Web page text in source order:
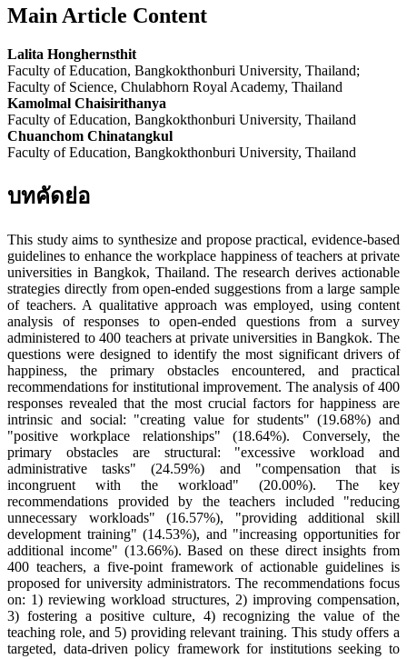
Main Article Content
Lalita Honghernsthit
Faculty of Education, Bangkokthonburi University, Thailand;
Faculty of Science, Chulabhorn Royal Academy, Thailand
Kamolmal Chaisirithanya
Faculty of Education, Bangkokthonburi University, Thailand
Chuanchom Chinatangkul
Faculty of Education, Bangkokthonburi University, Thailand
บทคัดย่อ
This study aims to synthesize and propose practical, evidence-based
guidelines to enhance the workplace happiness of teachers at private
universities in Bangkok, Thailand. The research derives actionable
strategies directly from open-ended suggestions from a large sample
of teachers. A qualitative approach was employed, using content
analysis of responses to open-ended questions from a survey
administered to 400 teachers at private universities in Bangkok. The
questions were designed to identify the most significant drivers of
happiness, the primary obstacles encountered, and practical
recommendations for institutional improvement. The analysis of 400
responses revealed that the most crucial factors for happiness are
intrinsic and social: "creating value for students" (19.68%) and
"positive workplace relationships" (18.64%). Conversely, the
primary obstacles are structural: "excessive workload and
administrative tasks" (24.59%) and "compensation that is
incongruent with the workload" (20.00%). The key
recommendations provided by the teachers included "reducing
unnecessary workloads" (16.57%), "providing additional skill
development training" (14.53%), and "increasing opportunities for
additional income" (13.66%). Based on these direct insights from
400 teachers, a five-point framework of actionable guidelines is
proposed for university administrators. The recommendations focus
on: 1) reviewing workload structures, 2) improving compensation,
3) fostering a positive culture, 4) recognizing the value of the
teaching role, and 5) providing relevant training. This study offers a
targeted, data-driven policy framework for institutions seeking to